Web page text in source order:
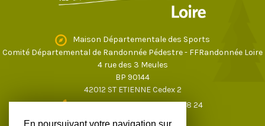
Maison Départementale des Sports
Comité Départemental de Randonnée Pédestre - FFRandonnée Loire
4 rue des 3 Meules
BP 90144
42012 ST ETIENNE Cedex 2
04 77 43 59 17ou04 77 37 28 24
loire@ffrandonnee.fr
En poursuivant votre navigation sur